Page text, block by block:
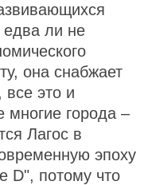
едва ли не
она снабжает
это и
города –
Лагос в
эпоху
D", потому что